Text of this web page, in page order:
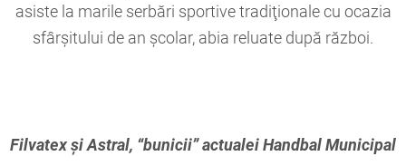
asiste la marile serbări sportive tradiţionale cu ocazia
sfârşitului de an şcolar, abia reluate după război.
Filvatex şi Astral, “bunicii” actualei Handbal Municipal